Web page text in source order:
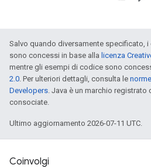
Salvo quando diversamente specificato,
sono concessi in base alla licenza
mentre gli esempi di codice sono
2.0. Per ulteriori dettagli, consulta le
Developers. Java è un marchio registrato
consociate.
Ultimo aggiornamento 2026-07-11 UTC.
Coinvolgi